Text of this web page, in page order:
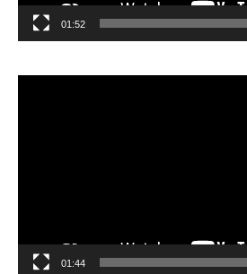
01:52
01:44